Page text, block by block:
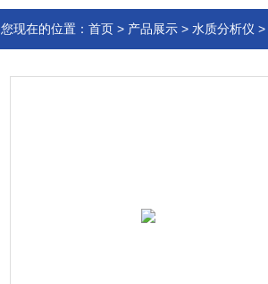
您现在的位置： 首页 > 产品展示 > 水质分析仪 >